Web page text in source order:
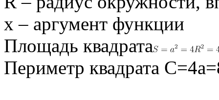
x – аргумент функции
Площадь квадрата
Периметр квадрата